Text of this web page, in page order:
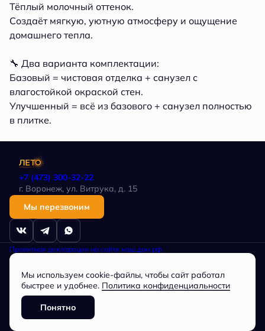
Тёплый молочный оттенок.
Создаёт мягкую, уютную атмосферу и ощущение
домашнего тепла.
🔧 Два варианта комплектации:
Базовый = чистовая отделка + санузел с
влагостойкой окраской стен.
Улучшенный = всё из базового + санузел полностью
в плитке.
+7 (473) 300-32-22
г. Воронеж, ул. Витрука, д. 15
Мы перезвоним
Проектная декларация на сайте наш.дом.рф
Политика в отношении обработки персональных данных
исключительно информационный характер, не является публичной
офертой, определяемой положениями статьи 437 ГК РФ.
Общество с ограниченной ответственностью
СПЕЦИАЛИЗИРОВАННЫЙ ЗАСТРОЙЩИК «Партнер», ОГРН
1163668073744, ИНН 3662228034
Мы используем cookie-файлы, чтобы сайт работал
быстрее и удобнее. Политика конфиденциальности
Понятно